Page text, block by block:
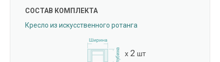
СОСТАВ КОМПЛЕКТА
Кресло из искусственного ротанга
x 2 шт